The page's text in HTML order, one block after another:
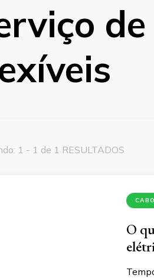
1 - 1 de 1 RESULTADOS
O